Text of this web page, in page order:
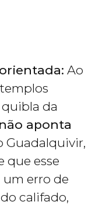
Ao
da
não aponta
Guadalquivir,
que esse
um erro de
califado,